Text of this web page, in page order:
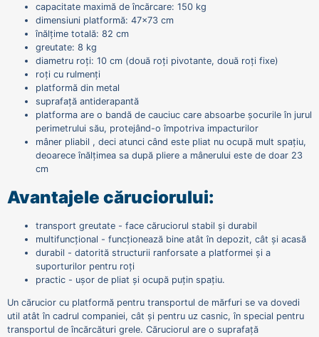
capacitate maximă de încărcare: 150 kg
dimensiuni platformă: 47x73 cm
înălțime totală: 82 cm
greutate: 8 kg
diametru roți: 10 cm (două roți pivotante, două roți fixe)
roți cu rulmenți
platformă din metal
suprafață antiderapantă
platforma are o bandă de cauciuc care absoarbe șocurile în jurul
perimetrului său, protejând-o împotriva impacturilor
mâner pliabil , deci atunci când este pliat nu ocupă mult spațiu,
deoarece înălțimea sa după pliere a mânerului este de doar 23
cm
Avantajele căruciorului:
transport greutate - face căruciorul stabil și durabil
multifuncțional - funcționează bine atât în ​​depozit, cât și acasă
durabil - datorită structurii ranforsate a platformei și a
suporturilor pentru roți
practic - ușor de pliat și ocupă puțin spațiu.
Un cărucior cu platformă pentru transportul de mărfuri se va dovedi
util atât în ​​cadrul companiei, cât și pentru uz casnic, în special pentru
transportul de încărcături grele. Căruciorul are o suprafață